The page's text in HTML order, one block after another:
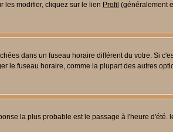
les modifier, cliquez sur le lien Profil (généralement
dans un fuseau horaire différent du votre. Si
le fuseau horaire, comme la plupart des autres
la plus probable est le passage à l'heure